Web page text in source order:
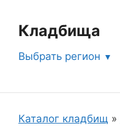
содержимому
Кладбища
Выбрать регион
Каталог кладбищ »